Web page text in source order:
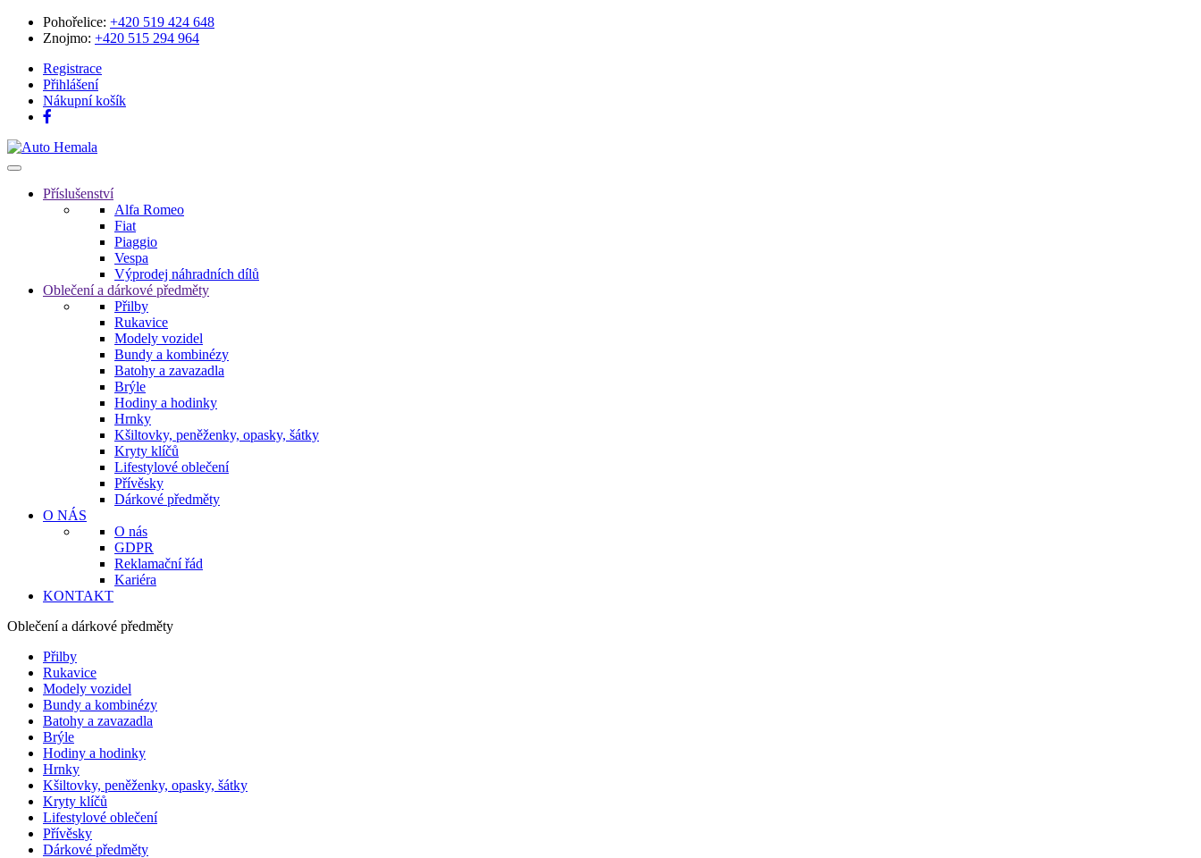
Pohořelice: +420 519 424 648
Znojmo: +420 515 294 964
Registrace
Přihlášení
Nákupní košík
Přepnout
navigaciPříslušenství
Alfa Romeo
Fiat
Piaggio
Vespa
Výprodej náhradních dílů
Oblečení a dárkové předměty
Přilby
Rukavice
Modely vozidel
Bundy a kombinézy
Batohy a zavazadla
Brýle
Hodiny a hodinky
Hrnky
Kšiltovky, peněženky, opasky, šátky
Kryty klíčů
Lifestylové oblečení
Přívěsky
Dárkové předměty
O NÁS
O nás
GDPR
Reklamační řád
Kariéra
KONTAKT
Oblečení a dárkové předměty
Přilby
Rukavice
Modely vozidel
Bundy a kombinézy
Batohy a zavazadla
Brýle
Hodiny a hodinky
Hrnky
Kšiltovky, peněženky, opasky, šátky
Kryty klíčů
Lifestylové oblečení
Přívěsky
Dárkové předměty